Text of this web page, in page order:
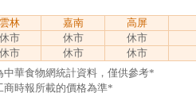
雲林 嘉南 高屏
休市 休市
休市
休市 休市
休市
華食物網統計資料，僅供參考*
時報所載的價格為準*